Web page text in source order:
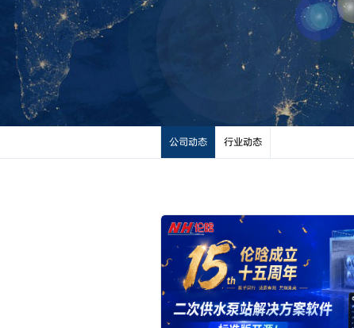
公司动态 行业动态